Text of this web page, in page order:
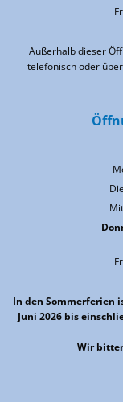
Außerhalb dieser
telefonisch oder
In den Sommerferien
Juni 2026 bis
Wir